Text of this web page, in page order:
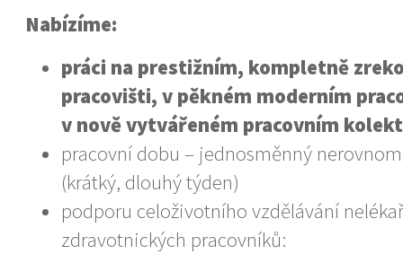
Nabízíme:
práci na prestižním, kompletně
pracovišti, v pěkném moderním
v nově vytvářeném pracovním
pracovní dobu – jednosměnný
(krátký, dlouhý týden)
podporu celoživotního vzdělávání
zdravotnických pracovníků: